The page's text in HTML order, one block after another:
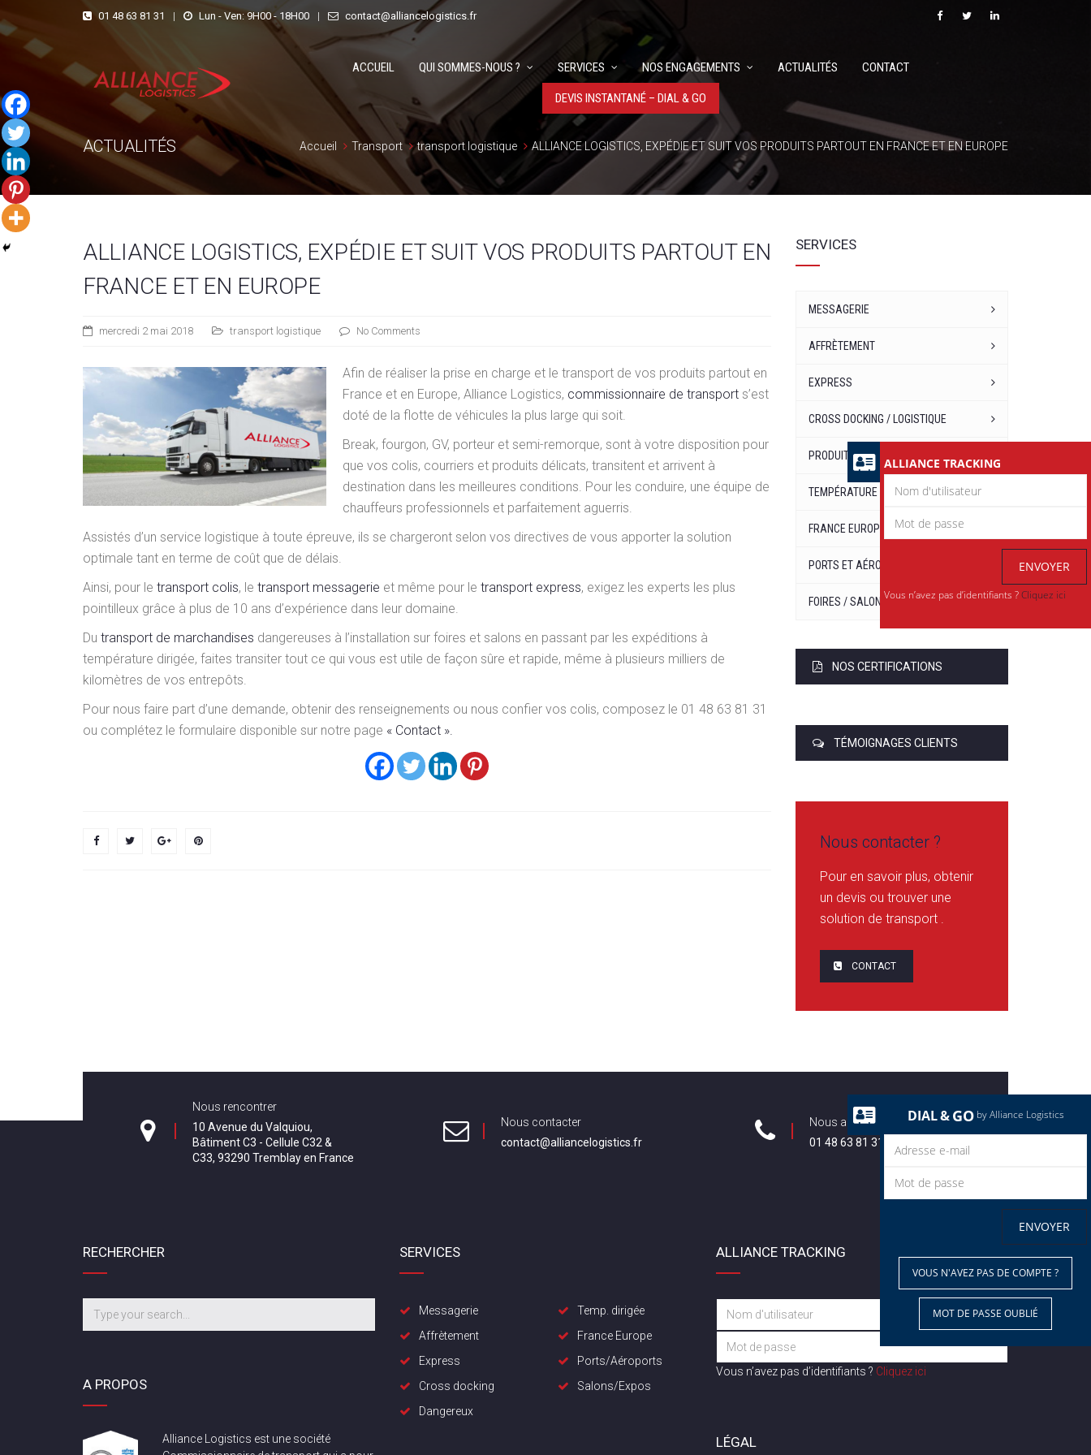
01 48 63 81 31 | Lun - Ven: 9H00 - 18H00 | contact@alliancelogistics.fr
ACCUEIL QUI SOMMES-NOUS ? SERVICES NOS ENGAGEMENTS ACTUALITÉS CONTACT
DEVIS INSTANTANÉ – DIAL & GO
ACTUALITÉS Accueil Transport transport logistique ALLIANCE LOGISTICS, EXPÉDIE ET SUIT VOS PRODUITS PARTOUT EN FRANCE ET EN EUROPE
ALLIANCE LOGISTICS, EXPÉDIE ET SUIT VOS PRODUITS PARTOUT EN
FRANCE ET EN EUROPE
mercredi 2 mai 2018 transport logistique No Comments
Afin de réaliser la prise en charge et le transport de vos produits partout en
France et en Europe, Alliance Logistics, commissionnaire de transport s’est
doté de la flotte de véhicules la plus large qui soit.
Break, fourgon, GV, porteur et semi-remorque, sont à votre disposition pour
que vos colis, courriers et produits délicats, transitent et arrivent à
destination dans les meilleures conditions. Pour les conduire, une équipe de
chauffeurs professionnels et parfaitement aguerris.
Assistés d’un service logistique à toute épreuve, ils se chargeront selon vos directives de vous apporter la solution
optimale tant en terme de coût que de délais.
Ainsi, pour le transport colis, le transport messagerie et même pour le transport express, exigez les experts les plus
pointilleux grâce à plus de 10 ans d’expérience dans leur domaine.
Du transport de marchandises dangereuses à l’installation sur foires et salons en passant par les expéditions à
température dirigée, faites transiter tout ce qui vous est utile de façon sûre et rapide, même à plusieurs milliers de
kilomètres de vos entrepôts.
Pour nous faire part d’une demande, obtenir des renseignements ou nous confier vos colis, composez le 01 48 63 81 31
ou complétez le formulaire disponible sur notre page « Contact ».
SERVICES
MESSAGERIE
AFFRÈTEMENT
EXPRESS
CROSS DOCKING / LOGISTIQUE
PRODUITS DANGEREUX
TEMPÉRATURE DIRIGÉE
FRANCE EUROPE
PORTS ET AÉROPORTS
FOIRES / SALONS / EXPOSITIONS
NOS CERTIFICATIONS
TÉMOIGNAGES CLIENTS
Nous contacter ?
Pour en savoir plus, obtenir
un devis ou trouver une
solution de transport .
CONTACT
ALLIANCE TRACKING
ENVOYER
Vous n’avez pas d’identifiants ?Cliquez ici
DIAL& GOby Alliance Logistics
ENVOYER
VOUS N'AVEZ PAS DE COMPTE ?
MOT DE PASSE OUBLIÉ
Nous rencontrer
10 Avenue du Valquiou,
Bâtiment C3 - Cellule C32 &
C33, 93290 Tremblay en France
Nous contacter
contact@alliancelogistics.fr
Nous appeler
01 48 63 81 31
RECHERCHER
A PROPOS
Alliance Logistics est une société
SERVICES
Messagerie
Affrètement
Express
Cross docking
Dangereux
Temp. dirigée
France Europe
Ports/Aéroports
Salons/Expos
ALLIANCE TRACKING
Vous n’avez pas d’identifiants ? Cliquez ici
LÉGAL